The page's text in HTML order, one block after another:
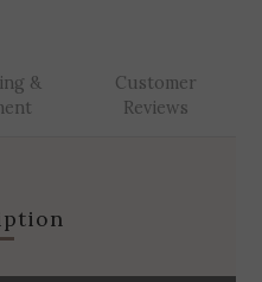
&
Customer
Reviews